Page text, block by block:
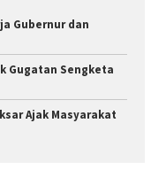
Gubernur dan
Gugatan Sengketa
Ajak Masyarakat